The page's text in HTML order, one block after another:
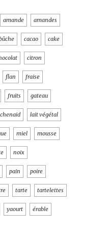
amande amandes
cacao cake
citron
flan fraise
fruits gateau
lait végétal
miel mousse
noix
pain poire
tarte tartelettes
yaourt érable